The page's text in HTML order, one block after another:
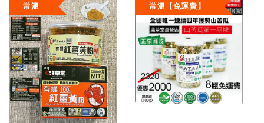
常溫 常溫【免運費】